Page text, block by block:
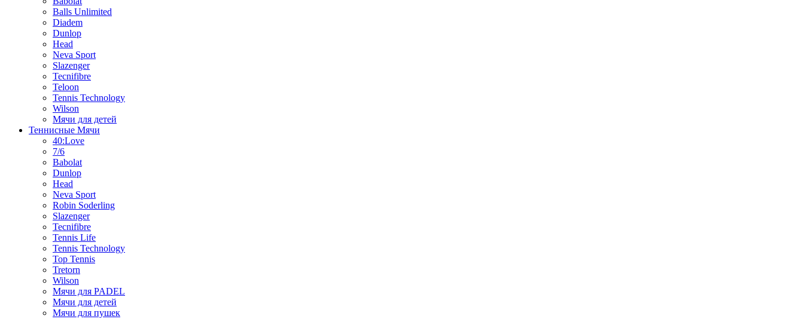
Balls Unlimited
Diadem
Dunlop
Head
Neva Sport
Slazenger
Tecnifibre
Teloon
Tennis Technology
Wilson
Мячи для детей
Теннисные Мячи
40:Love
7/6
Babolat
Dunlop
Head
Neva Sport
Robin Soderling
Slazenger
Tecnifibre
Tennis Life
Tennis Technology
Top Tennis
Tretorn
Wilson
Мячи для PADEL
Мячи для детей
Мячи для пушек